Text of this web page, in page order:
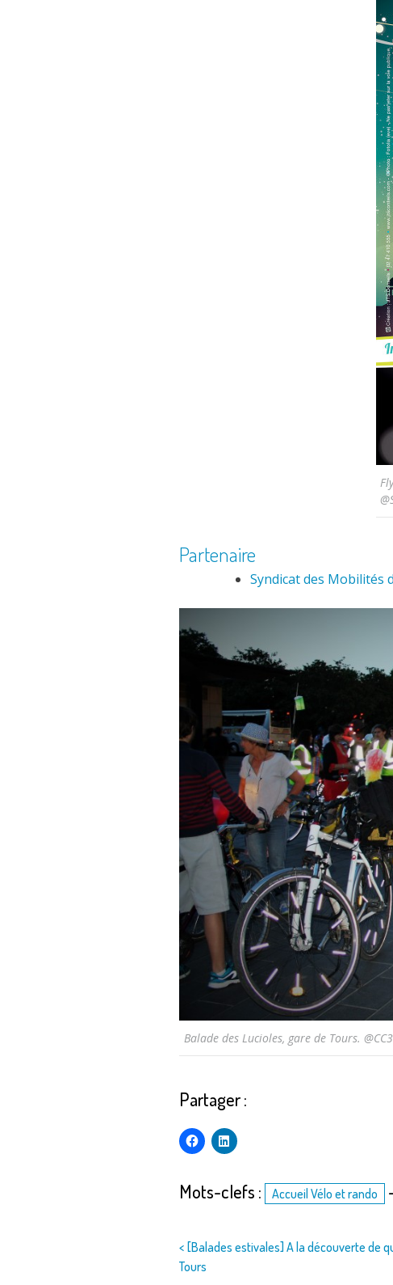
Partenaire
Syndicat des Mobilités
Balade des Lucioles, gare de Tours.
Partager :
Mots-clefs : Accueil Vélo et rando
Navigation
de
< [Balades estivales] A la découverte de
Tours